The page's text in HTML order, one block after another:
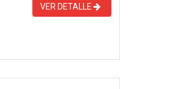
VER DETALLE